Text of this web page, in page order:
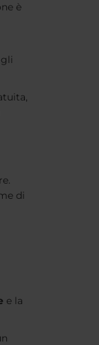
è
di
e la